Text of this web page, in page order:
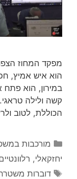
מפקד המחוז
הוא איש אמיץ,
במירון, הוא פתח
קשה ולילה
הכוללת, לטוב
קטגוריות
מורכבות
יחזקאלי,
תגיות
דוברות